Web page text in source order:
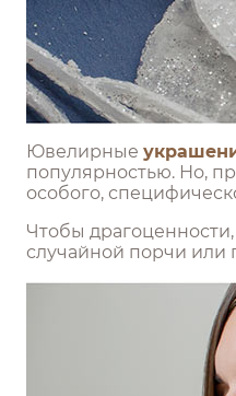
Ювелирные
популярностью. Но,
особого,
Чтобы
случайной порчи или